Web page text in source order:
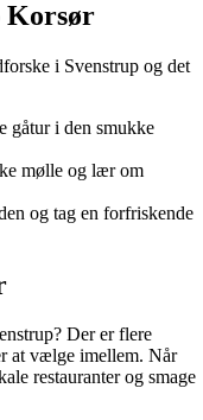
Korsør
i Svenstrup og det
gåtur i den smukke
mølle og lær om
og tag en forfriskende
Der er flere
at vælge imellem. Når
restauranter og smage